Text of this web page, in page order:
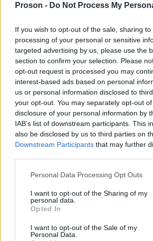
Proson - Do Not Process My
If you wish to opt-out of the sale, sharing
processing of your personal or sensitive
targeted advertising by us, please use the
section to confirm your selection. Please
opt-out request is processed you may
interest-based ads based on personal
us or personal information disclosed to
your opt-out. You may separately opt-out
disclosure of your personal information by
IAB’s list of downstream participants. This
also be disclosed by us to third parties on
Downstream Participants that may further
Please note that this website/app uses one
not limited to your visit or usage behaviour.
grant or deny consent to Google and its
use your data for below specified purposes
consent section.
Personal Data Processing Opt Outs
I want to opt-out of the Sharing of my
personal data.
Opted In
I want to opt-out of the Sale of my
Personal Data.
ΑΣΕΠ: Πιστοποίηση
μόνο 2 ημέρες στα χέρια
ΑΣΕΠ: Εξ αποστάσεως η
Πιστοποίηση
μέρες
Μάθε πρώτος όλες τις
ειδήσεις.
αναζήτησης της Google